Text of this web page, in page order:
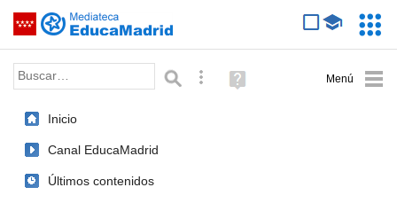
Saltar navegación
Palabra o frase: Búsqueda avanzada
Ayuda
(en
Inicio
Canal EducaMadrid
Últimos contenidos